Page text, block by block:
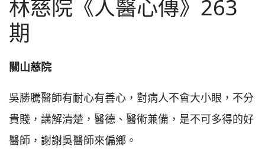
林慈院《人醫心傳》263
期
關山慈院
吳勝騰醫師有耐心有善心，對病人不會大小眼，不分
貴賤，講解清楚，醫德、醫術兼備，是不可多得的好
醫師，謝謝吳醫師來偏鄉。